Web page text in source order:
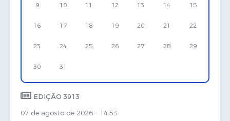
9 10 11 12 13 14 15
16 17 18 19 20 21 22
23 24 25 26 27 28 29
30 31
EDIÇÃO 3913
07 de agosto de 2026 - 14:53